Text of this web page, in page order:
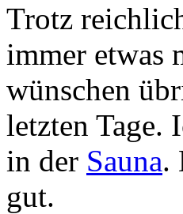
Trotz
immer etwas
wünschen
letzten Tage.
in der Sauna.
gut.